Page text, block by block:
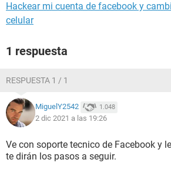
Hackear mi cuenta de facebook y
celular
1 respuesta
RESPUESTA 1 / 1
MiguelY2542 1.048
2 dic 2021 a las 19:26
Ve con soporte tecnico de Facebook y
te dirán los pasos a seguir.